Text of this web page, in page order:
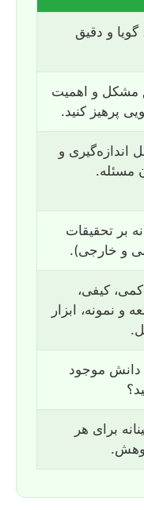
گویا و دقیق
مشکل و اهمیت
پرهیز کنید.
اندازه‌گیری و
مسئله.
بر تحقیقات
و خارجی).
کیفی،
و نمونه، ابزار
دانش موجود
برای هر